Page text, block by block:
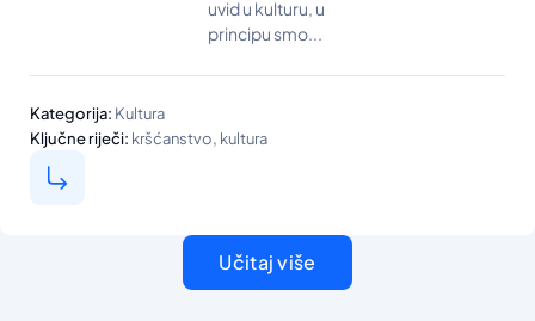
uvid u kulturu, u
principu smo...
Kategorija: Kultura
Ključne riječi: kršćanstvo, kultura
Učitaj više